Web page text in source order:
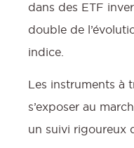
dans des ETF
double de
indice.
Les instruments à
s’exposer au
un suivi rigoureux